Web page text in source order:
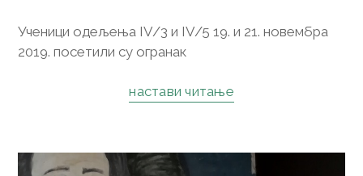
Ученици одељења IV/3 и IV/5 19. и 21. новембра
2019. посетили су огранак
настави читање